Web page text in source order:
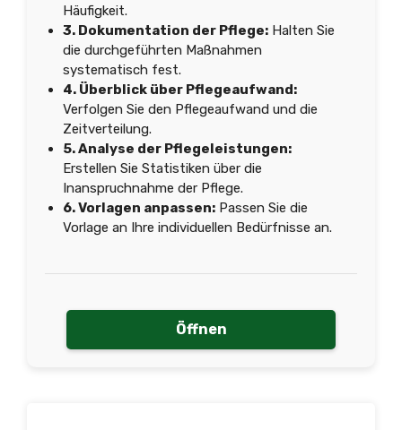
Häufigkeit.
3. Dokumentation der Pflege: Halten Sie
die durchgeführten Maßnahmen
systematisch fest.
4. Überblick über Pflegeaufwand:
Verfolgen Sie den Pflegeaufwand und die
Zeitverteilung.
5. Analyse der Pflegeleistungen:
Erstellen Sie Statistiken über die
Inanspruchnahme der Pflege.
6. Vorlagen anpassen: Passen Sie die
Vorlage an Ihre individuellen Bedürfnisse an.
Öffnen